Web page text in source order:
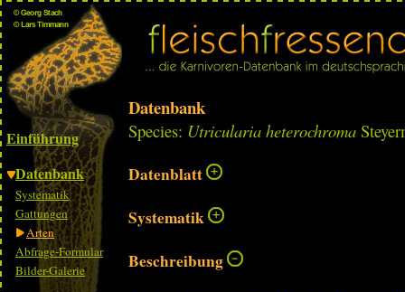
Einführung
Datenbank
Systematik
Gattungen
Arten
Abfrage-Formular
Bilder-Galerie
Datenbank
Species: Utricularia heterochroma
Datenblatt
Systematik
Beschreibung